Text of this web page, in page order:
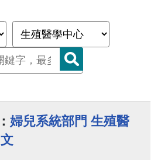
婦兒系統部門 生殖醫